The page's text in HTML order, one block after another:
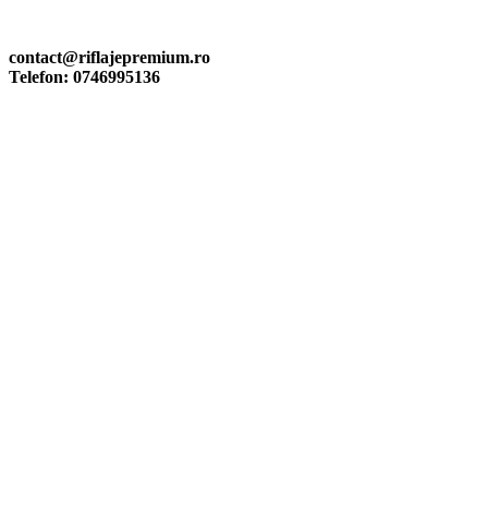
contact@riflajepremium.ro
Telefon: 0746995136